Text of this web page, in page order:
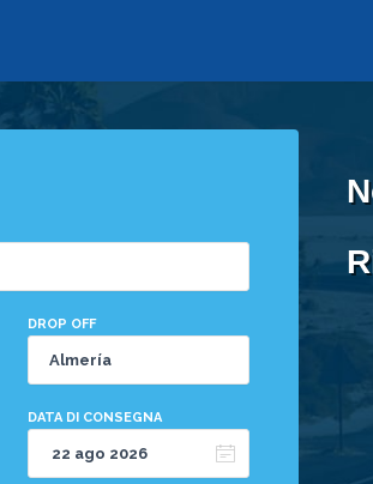
DROP OFF
DATA DI CONSEGNA